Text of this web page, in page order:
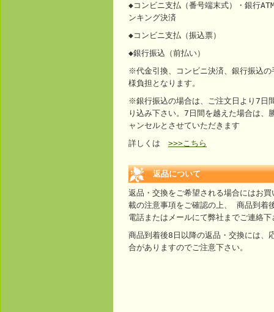
◆コンビニ支払（番号端末式）・銀行
ンキング決済
◆コンビニ支払（振込票）
◆銀行振込（前払い）
※代金引換、コンビニ決済、銀行振込の
様負担となります。
※銀行振込の場合は、ご注文日より7日
り込み下さい。7日間を越えた場合は、
ャンセルとさせていただきます
詳しくは >>>こちら
返品について
返品・交換をご希望される場合にはお買
載の注意事項をご確認の上、 商品到着
電話またはメールにて弊社までご連絡下
商品到着後8日以降の返品・交換には、
合がありますのでご注意下さい。